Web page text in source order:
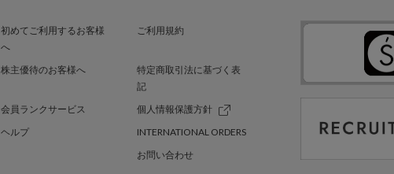
初めてご利用するお客様
へ
ご利用規約
株主優待のお客様へ
特定商取引法に基づく表
記
会員ランクサービス
個人情報保護方針
ヘルプ
INTERNATIONAL ORDERS
お問い合わせ